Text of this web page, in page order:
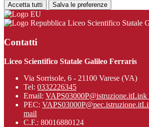
Accetta tutti Salva le preferenze
Liceo Scientifico Statale
Contatti
Liceo Scientifico Statale Galileo Ferraris
Via Sorrisole, 6 - 21100 Varese (VA)
Tel: 0332226345
Email: VAPS03000P@istruzione.itLink
PEC: VAPS03000P@pec.istruzione.it
mail
C.F.: 80016880124